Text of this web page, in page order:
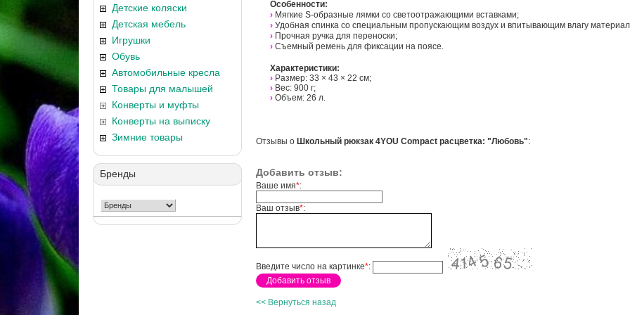
Детские коляски
Детская мебель
Игрушки
Обувь
Автомобильные кресла
Товары для малышей
Конверты и муфты
Конверты на выписку
Зимние товары
Бренды
Особенности:
› Мягкие S-образные лямки со светоотражающими вставками;
› Удобная спинка со специальным пропускающим воздух и впитывающим влагу
› Прочная ручка для переноски;
› Съемный ремень для фиксации на поясе.
Характеристики:
› Размер: 33 × 43 × 22 см;
› Вес: 900 г;
› Объем: 26 л.
Отзывы о Школьный рюкзак 4YOU Compact расцветка: "Любовь":
Добавить отзыв:
Ваше имя*:
Ваш отзыв*:
Введите число на картинке*:
<< Вернуться назад